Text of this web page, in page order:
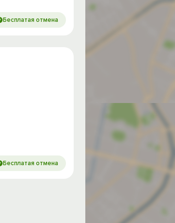
Бесплатая отмена
Бесплатая отмена